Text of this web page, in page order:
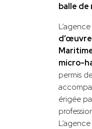
balle de
d’œuvre
micro-
permis
érigée